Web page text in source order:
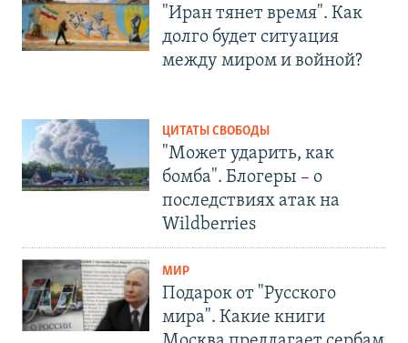
"Иран тянет время". Как
долго будет ситуация
между миром и войной?
ЦИТАТЫ СВОБОДЫ
"Может ударить, как
бомба". Блогеры – о
последствиях атак на
Wildberries
МИР
Подарок от "Русского
мира". Какие книги